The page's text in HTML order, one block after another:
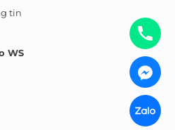
tin
WS